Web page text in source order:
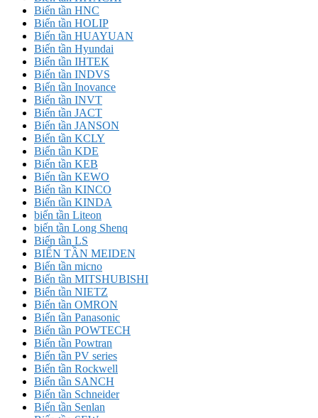
Biến tần HNC
Biến tần HOLIP
Biến tần HUAYUAN
Biến tần Hyundai
Biến tần IHTEK
Biến tần INDVS
Biến tần Inovance
Biến tần INVT
Biến tần JACT
Biến tần JANSON
Biến tần KCLY
Biến tần KDE
Biến tần KEB
Biến tần KEWO
Biến tần KINCO
Biến tần KINDA
biến tần Liteon
biến tần Long Shenq
Biến tần LS
BIẾN TẦN MEIDEN
Biến tần micno
Biến tần MITSHUBISHI
Biến tần NIETZ
Biến tần OMRON
Biến tần Panasonic
Biến tần POWTECH
Biến tần Powtran
Biến tần PV series
Biến tần Rockwell
Biến tần SANCH
Biến tần Schneider
Biến tần Senlan